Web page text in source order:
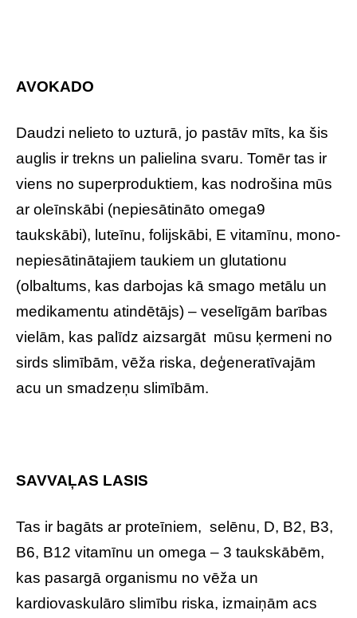
AVOKADO
Daudzi nelieto to uzturā, jo pastāv mīts, ka šis
auglis ir trekns un palielina svaru. Tomēr tas ir
viens no superproduktiem, kas nodrošina mūs
ar oleīnskābi (nepiesātināto omega9
taukskābi), luteīnu, folijskābi, E vitamīnu, mono-
nepiesātinātajiem taukiem un glutationu
(olbaltums, kas darbojas kā smago metālu un
medikamentu atindētājs) – veselīgām barības
vielām, kas palīdz aizsargāt mūsu ķermeni no
sirds slimībām, vēža riska, deģeneratīvajām
acu un smadzeņu slimībām.
SAVVAĻAS LASIS
Tas ir bagāts ar proteīniem, selēnu, D, B2, B3,
B6, B12 vitamīnu un omega – 3 taukskābēm,
kas pasargā organismu no vēža un
kardiovaskulāro slimību riska, izmaiņām acs